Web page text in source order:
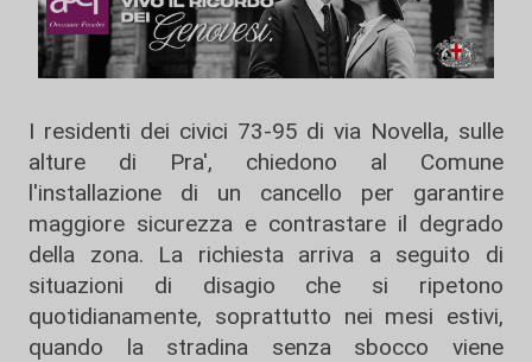
I residenti dei civici 73-95 di via Novella, sulle
alture di Pra', chiedono al Comune
l'installazione di un cancello per garantire
maggiore sicurezza e contrastare il degrado
della zona. La richiesta arriva a seguito di
situazioni di disagio che si ripetono
quotidianamente, soprattutto nei mesi estivi,
quando la stradina senza sbocco viene